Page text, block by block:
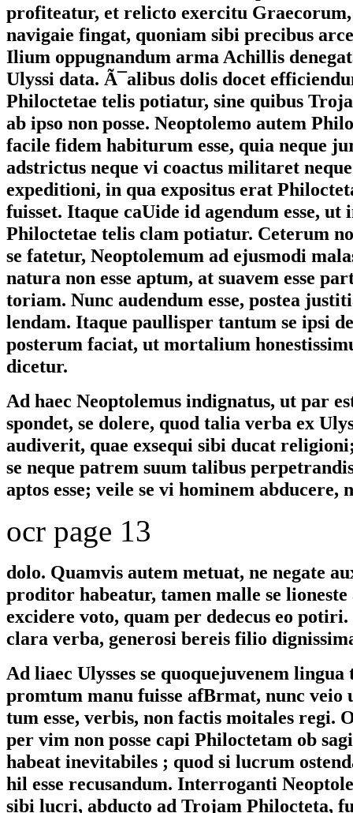
profiteatur, et relicto exercitu Graecorum,
navigaie fingat, quoniam sibi precibus
Ilium oppugnandum arma Achillis
Ulyssi data. Ã¯alibus dolis docet
Philoctetae telis potiatur, sine quibus
ab ipso non posse. Neoptolemo autem
facile fidem habiturum esse, quia neque
adstrictus neque vi coactus militaret
expeditioni, in qua expositus erat
fuisset. Itaque caUide id agendum esse, ut
Philoctetae telis clam potiatur. Ceterum
se fatetur, Neoptolemum ad ejusmodi
natura non esse aptum, at suavem esse
toriam. Nunc audendum esse, postea
lendam. Itaque paullisper tantum se ipsi
posterum faciat, ut mortalium
dicetur.
Ad haec Neoptolemus indignatus, ut par
spondet, se dolere, quod talia verba ex
audiverit, quae exsequi sibi ducat
se neque patrem suum talibus
aptos esse; veile se vi hominem abducere,
ocr page 13
dolo. Quamvis autem metuat, ne negate
proditor habeatur, tamen malle se lioneste
excidere voto, quam per dedecus eo
clara verba, generosi bereis filio
Ad liaec Ulysses se quoquejuvenem
promtum manu fuisse afBrmat, nunc veio
tum esse, verbis, non factis moitales regi.
per vim non posse capi Philoctetam ob
habeat inevitabiles ; quod si lucrum
hil esse recusandum. Interroganti
sibi lucri, abducto ad Trojam Philocteta,